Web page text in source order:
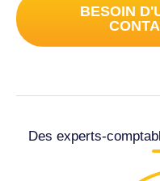
BESOIN
Des experts-